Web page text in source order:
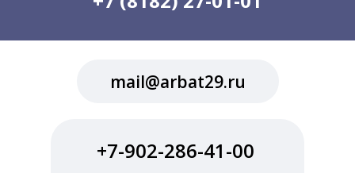
mail@arbat29.ru
+7-902-286-41-00